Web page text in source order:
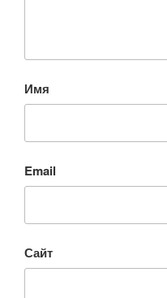
Имя
Email
Сайт